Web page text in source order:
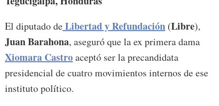
El diputado deLibertad y Refundación (Libre),
Juan Barahona, aseguró que la ex primera dama
Xiomara Castroaceptó ser la precandidata
presidencial de cuatro movimientos internos de ese
instituto político.